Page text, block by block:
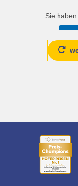
Sie haben